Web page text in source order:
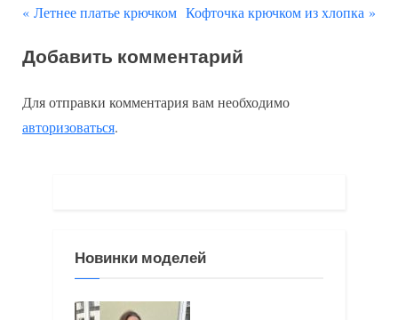
Навигация
по
записям
П
е
ы
д
Летнее платье крючком С
е
у
а
и
Кофточка крючком из хлопка
Добавить комментарий
Для отправки комментария вам необходимо
авторизоваться.
Новинки моделей